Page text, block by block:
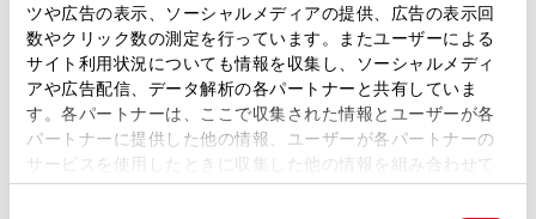
ツや広告の表示、ソーシャルメディアの提供、広告の表示回
数やクリック数の測定を行っています。またユーザーによる
サイト利用状況についても情報を収集し、ソーシャルメディ
アや広告配信、データ解析の各パートナーと共有していま
す。各パートナーは、ここで収集された情報とユーザーが各
パートナーに提供した他の情報、ユーザーが各パートナーの
サービスを使用したときに収集した他の情報を組み合わせて
使用することがあります。当ウェブサイトの使用を続行する
必須 丁目番地
建物名